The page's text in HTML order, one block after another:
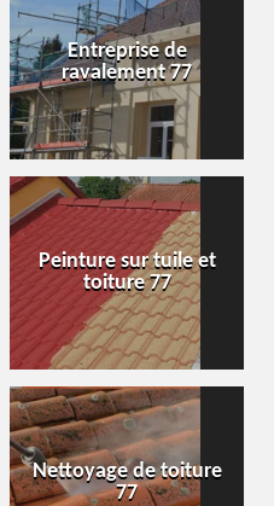
Entreprise de
ravalement 77
Peinture sur tuile et
toiture 77
Nettoyage de toiture
77